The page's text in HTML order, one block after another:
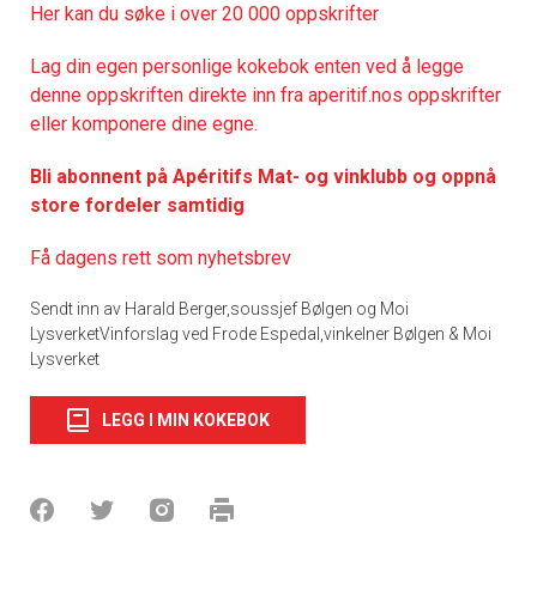
Her kan du søke i over 20 000 oppskrifter
Lag din egen personlige kokebok enten ved å legge
denne oppskriften direkte inn fra aperitif.nos oppskrifter
eller komponere dine egne.
Bli abonnent på Apéritifs Mat- og vinklubb og oppnå
store fordeler samtidig
Få dagens rett som nyhetsbrev
Sendt inn av Harald Berger,soussjef Bølgen og Moi
LysverketVinforslag ved Frode Espedal,vinkelner Bølgen & Moi
Lysverket
LEGG I MIN KOKEBOK